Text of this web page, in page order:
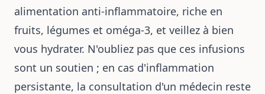
alimentation anti-inflammatoire, riche en
fruits, légumes et oméga-3, et veillez à bien
vous hydrater. N'oubliez pas que ces infusions
sont un soutien ; en cas d'inflammation
persistante, la consultation d'un médecin reste